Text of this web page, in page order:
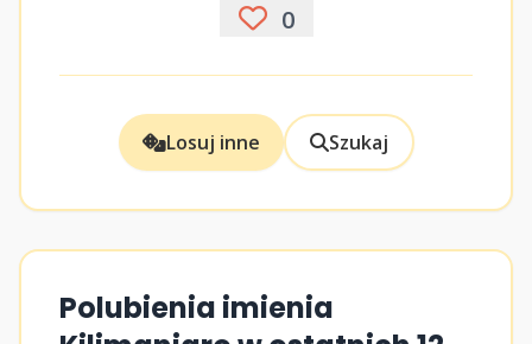
0
Losuj inne Szukaj
Polubienia imienia